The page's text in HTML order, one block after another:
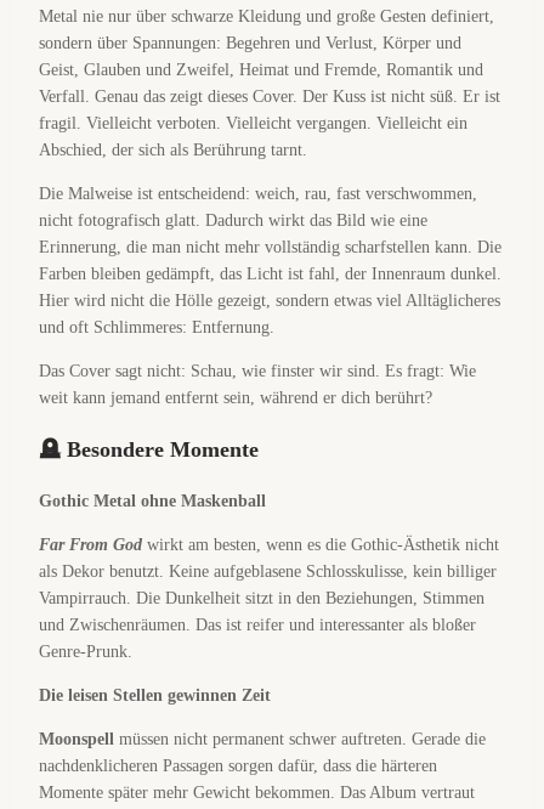
Metal nie nur über schwarze Kleidung und große Gesten definiert,
sondern über Spannungen: Begehren und Verlust, Körper und
Geist, Glauben und Zweifel, Heimat und Fremde, Romantik und
Verfall. Genau das zeigt dieses Cover. Der Kuss ist nicht süß. Er ist
fragil. Vielleicht verboten. Vielleicht vergangen. Vielleicht ein
Abschied, der sich als Berührung tarnt.
Die Malweise ist entscheidend: weich, rau, fast verschwommen,
nicht fotografisch glatt. Dadurch wirkt das Bild wie eine
Erinnerung, die man nicht mehr vollständig scharfstellen kann. Die
Farben bleiben gedämpft, das Licht ist fahl, der Innenraum dunkel.
Hier wird nicht die Hölle gezeigt, sondern etwas viel Alltäglicheres
und oft Schlimmeres: Entfernung.
Das Cover sagt nicht: Schau, wie finster wir sind. Es fragt: Wie
weit kann jemand entfernt sein, während er dich berührt?
🪦 Besondere Momente
Gothic Metal ohne Maskenball
Far From God wirkt am besten, wenn es die Gothic-Ästhetik nicht
als Dekor benutzt. Keine aufgeblasene Schlosskulisse, kein billiger
Vampirrauch. Die Dunkelheit sitzt in den Beziehungen, Stimmen
und Zwischenräumen. Das ist reifer und interessanter als bloßer
Genre-Prunk.
Die leisen Stellen gewinnen Zeit
Moonspell müssen nicht permanent schwer auftreten. Gerade die
nachdenklicheren Passagen sorgen dafür, dass die härteren
Momente später mehr Gewicht bekommen. Das Album vertraut